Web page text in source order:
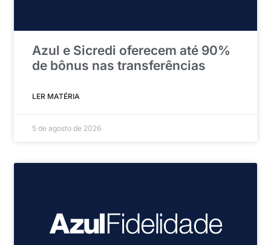
Azul e Sicredi oferecem até 90%
de bônus nas transferências
LER MATÉRIA
5 de agosto de 2026